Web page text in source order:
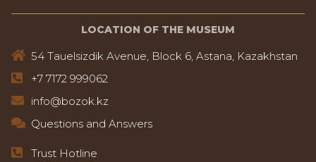
LOCATION OF THE MUSEUM
54 Tauelsizdik Avenue, Block 6, Astana, Kazakhstan
+7 7172 999062
info@bozok.kz
Questions and Answers
Trust Hotline